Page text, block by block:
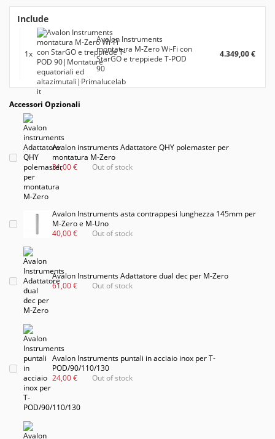
Include
1x
Avalon Instruments
montatura M-Zero Wi-Fi con
StarGO e treppiede T-POD
90
4.349,00 €
Accessori Opzionali
Avalon instruments Adattatore QHY polemaster per
montatura M-Zero
31,00 €
Out of stock
Avalon Instruments asta contrappesi lunghezza 145mm per
M-Zero e M-Uno
40,00 €
Out of stock
Avalon Instruments Adattatore dual dec per M-Zero
61,00 €
Out of stock
Avalon Instruments puntali in acciaio inox per T-
POD/90/110/130
24,00 €
Out of stock